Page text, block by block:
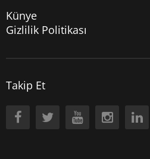
Künye
Gizlilik Politikası
Takip Et